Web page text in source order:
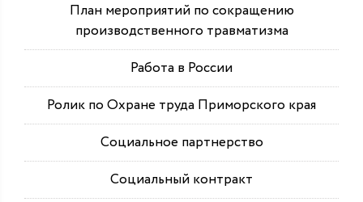
План мероприятий по сокращению
производственного травматизма
Работа в России
Ролик по Охране труда Приморского края
Социальное партнерство
Социальный контракт